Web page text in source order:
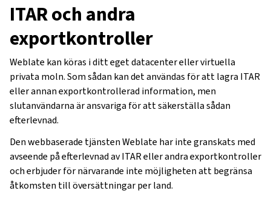
ITAR och andra
exportkontroller
Weblate kan köras i ditt eget datacenter eller virtuella
privata moln. Som sådan kan det användas för att lagra ITAR
eller annan exportkontrollerad information, men
slutanvändarna är ansvariga för att säkerställa sådan
efterlevnad.
Den webbaserade tjänsten Weblate har inte granskats med
avseende på efterlevnad av ITAR eller andra exportkontroller
och erbjuder för närvarande inte möjligheten att begränsa
åtkomsten till översättningar per land.